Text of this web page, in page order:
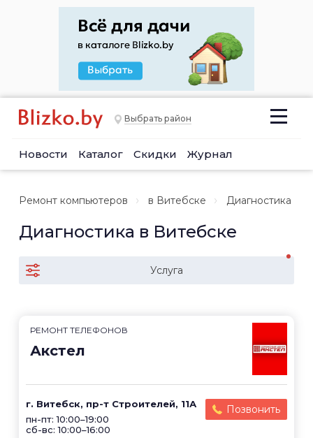
Выбрать район
Новости Каталог Скидки Журнал
Ремонт компьютеров в Витебске Диагностика
Диагностика в Витебске
Услуга
РЕМОНТ ТЕЛЕФОНОВ
Акстел
г. Витебск, пр-т Строителей, 11А
пн-пт: 10:00–19:00
сб-вс: 10:00–16:00
Позвонить